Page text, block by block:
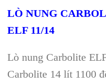
LÒ NUNG
ELF 11/14
Lò nung Carbolite
Carbolite 14 lít 1100